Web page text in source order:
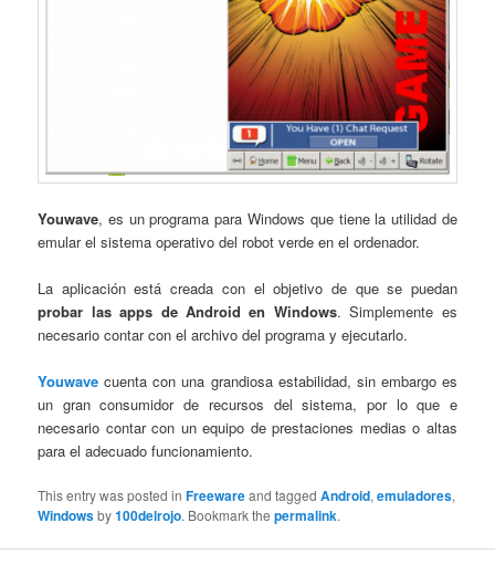
Youwave, es un programa para Windows que tiene la utilidad de
emular el sistema operativo del robot verde en el ordenador.
La aplicación está creada con el objetivo de que se puedan
probar las apps de Android en Windows. Simplemente es
necesario contar con el archivo del programa y ejecutarlo.
Youwave cuenta con una grandiosa estabilidad, sin embargo es
un gran consumidor de recursos del sistema, por lo que e
necesario contar con un equipo de prestaciones medias o altas
para el adecuado funcionamiento.
This entry was posted inFreewareand taggedAndroid,emuladores,
Windowsby100delrojo. Bookmark thepermalink.